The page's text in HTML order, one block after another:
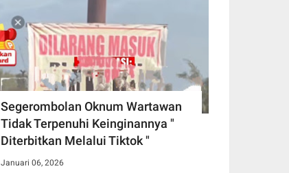
Segerombolan Oknum Wartawan
Tidak Terpenuhi Keinginannya "
Diterbitkan Melalui Tiktok "
Januari 06, 2026